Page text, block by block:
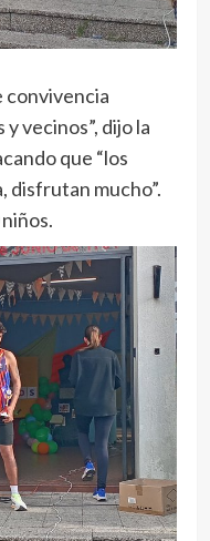
convivencia
vecinos”, dijo la
que “los
disfrutan mucho”.